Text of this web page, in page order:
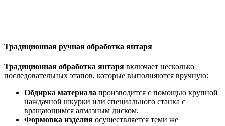
Традиционная ручная обработка янтаря
Традиционная обработка янтаря включает несколько
последовательных этапов, которые выполняются вручную:
Обдирка материала производится с помощью крупной
наждачной шкурки или специального станка с
вращающимся алмазным диском.
Формовка изделия осуществляется теми же